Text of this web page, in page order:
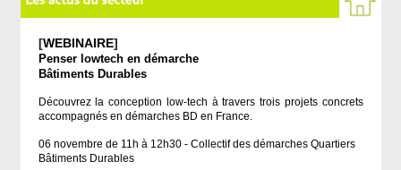
[WEBINAIRE]
Penser lowtech en démarche
Bâtiments Durables
Découvrez la conception low-tech à travers trois projets concrets
accompagnés en démarches BD en France.
06 novembre de 11h à 12h30 - Collectif des démarches Quartiers
Bâtiments Durables